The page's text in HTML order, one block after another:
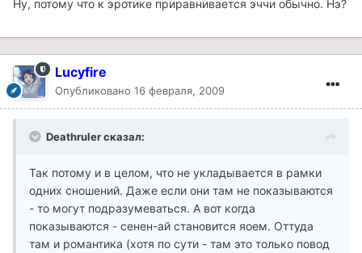
Ну, потому что к эротике приравнивается эччи обычно. Нэ?
Lucyfire
Опубликовано 16 февраля, 2009
Deathruler сказал:
Так потому и в целом, что не укладывается в рамки
одних сношений. Даже если они там не показываются
- то могут подразумеваться. А вот когда
показываются - сенен-ай становится яоем. Оттуда
там и романтика (хотя по сути - там это только повод